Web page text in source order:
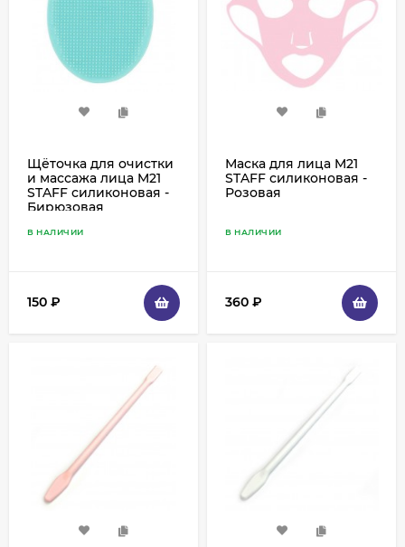
Щёточка для очистки
и массажа лица M21
STAFF силиконовая -
Бирюзовая
В НАЛИЧИИ
150 ₽
Маска для лица M21
STAFF силиконовая -
Розовая
В НАЛИЧИИ
360 ₽